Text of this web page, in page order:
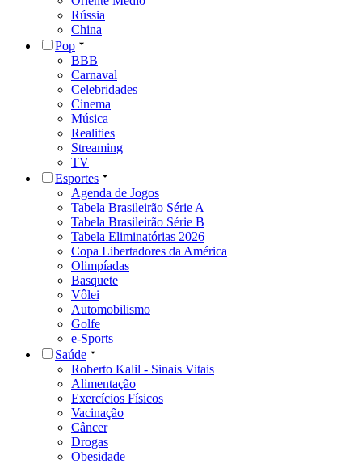
Rússia
China
Pop
BBB
Carnaval
Celebridades
Cinema
Música
Realities
Streaming
TV
Esportes
Agenda de Jogos
Tabela Brasileirão Série A
Tabela Brasileirão Série B
Tabela Eliminatórias 2026
Copa Libertadores da América
Olimpíadas
Basquete
Vôlei
Automobilismo
Golfe
e-Sports
Saúde
Roberto Kalil - Sinais Vitais
Alimentação
Exercícios Físicos
Vacinação
Câncer
Drogas
Obesidade